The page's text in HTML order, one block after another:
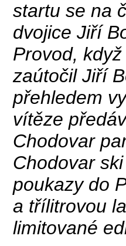
startu se na
dvojice Jiří
Provod,
zaútočil Jiří
přehledem
vítěze
Chodovar
Chodovar
poukazy do
a třílitrovou
limitované